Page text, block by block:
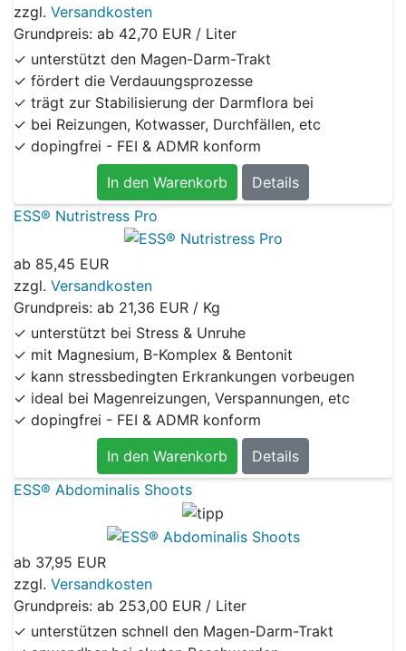
zzgl. Versandkosten
Grundpreis: ab 42,70 EUR / Liter
✓ unterstützt den Magen-Darm-Trakt
✓ fördert die Verdauungsprozesse
✓ trägt zur Stabilisierung der Darmflora bei
✓ bei Reizungen, Kotwasser, Durchfällen, etc
✓ dopingfrei - FEI & ADMR konform
In den Warenkorb
Details
ESS® Nutristress Pro
ab 85,45 EUR
zzgl. Versandkosten
Grundpreis: ab 21,36 EUR / Kg
✓ unterstützt bei Stress & Unruhe
✓ mit Magnesium, B-Komplex & Bentonit
✓ kann stressbedingten Erkrankungen vorbeugen
✓ ideal bei Magenreizungen, Verspannungen, etc
✓ dopingfrei - FEI & ADMR konform
In den Warenkorb
Details
ESS® Abdominalis Shoots
ab 37,95 EUR
zzgl. Versandkosten
Grundpreis: ab 253,00 EUR / Liter
✓ unterstützen schnell den Magen-Darm-Trakt